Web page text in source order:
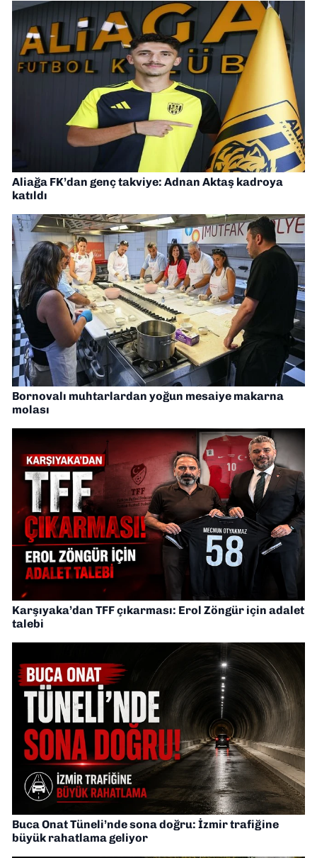
Aliağa FK’dan genç takviye: Adnan Aktaş kadroya
katıldı
Bornovalı muhtarlardan yoğun mesaiye makarna
molası
Karşıyaka’dan TFF çıkarması: Erol Zöngür için adalet
talebi
Buca Onat Tüneli’nde sona doğru: İzmir trafiğine
büyük rahatlama geliyor